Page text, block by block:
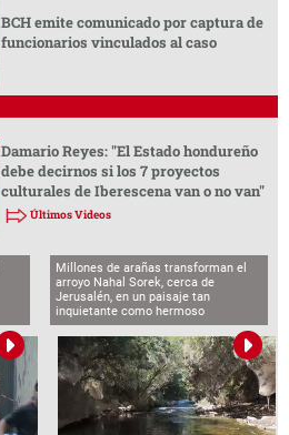
BCH emite comunicado por captura de
funcionarios vinculados al caso
Damario Reyes: "El Estado hondureño
debe decirnos si los 7 proyectos
culturales de Iberescena van o no van"
Últimos Videos
Millones de arañas transforman el
arroyo Nahal Sorek, cerca de
Jerusalén, en un paisaje tan
inquietante como hermoso